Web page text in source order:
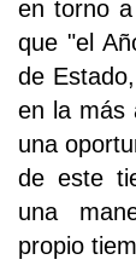
en torno
que "el
de
en la más
una
de este
una
propio